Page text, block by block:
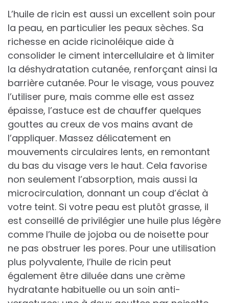
L’huile de ricin est aussi un excellent soin pour
la peau, en particulier les peaux sèches. Sa
richesse en acide ricinoléique aide à
consolider le ciment intercellulaire et à limiter
la déshydratation cutanée, renforçant ainsi la
barrière cutanée. Pour le visage, vous pouvez
l’utiliser pure, mais comme elle est assez
épaisse, l’astuce est de chauffer quelques
gouttes au creux de vos mains avant de
l’appliquer. Massez délicatement en
mouvements circulaires lents, en remontant
du bas du visage vers le haut. Cela favorise
non seulement l’absorption, mais aussi la
microcirculation, donnant un coup d’éclat à
votre teint. Si votre peau est plutôt grasse, il
est conseillé de privilégier une huile plus légère
comme l’huile de jojoba ou de noisette pour
ne pas obstruer les pores. Pour une utilisation
plus polyvalente, l’huile de ricin peut
également être diluée dans une crème
hydratante habituelle ou un soin anti-